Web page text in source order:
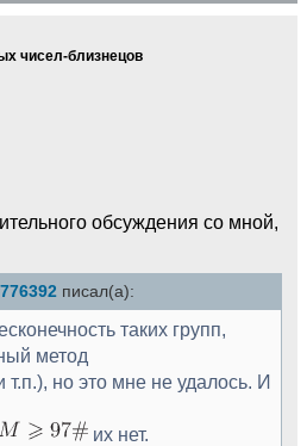
чисел-близнецов
обсуждения со мной,
писал(а):
таких групп,
метод
но это мне не удалось. И
их нет.